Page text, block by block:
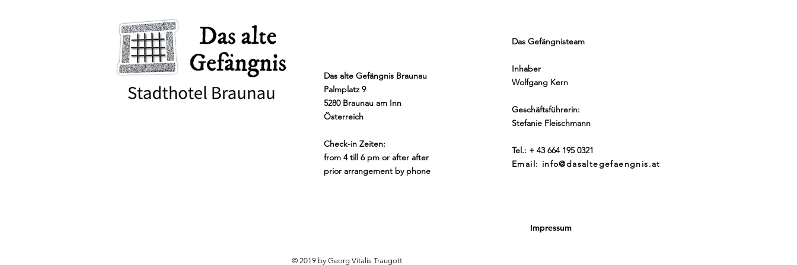
Das alte Gefängnis Braunau
Palmplatz 9
5280 Braunau am Inn
Österreich
Check-in Zeiten:
from 4 till 6 pm or after after
prior arrangement by phone
Das Gefängnisteam
Inhaber
Wolfgang Kern
Geschäftsführerin:
Stefanie Fleischmann
Tel.: + 43 664 195 0321
Email: info@dasaltegefaengnis.at
Impressum
© 2019 by Georg Vitalis Traugott